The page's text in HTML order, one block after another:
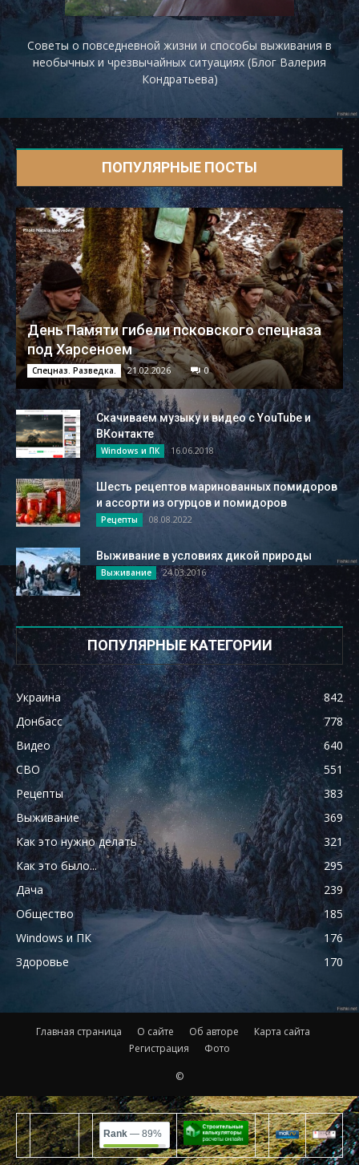
Советы о повседневной жизни и способы выживания в
необычных и чрезвычайных ситуациях (Блог Валерия
Кондратьева)
ПОПУЛЯРНЫЕ ПОСТЫ
День Памяти гибели псковского спецназа
под Харсеноем
Спецназ. Разведка. 21.02.2026 0
Скачиваем музыку и видео с YouTube и
ВКонтакте
Windows и ПК 16.06.2018
Шесть рецептов маринованных помидоров
и ассорти из огурцов и помидоров
Рецепты 08.08.2022
Выживание в условиях дикой природы
Выживание 24.03.2016
ПОПУЛЯРНЫЕ КАТЕГОРИИ
Украина
842
Донбасс
778
Видео
640
СВО
551
Рецепты
383
Выживание
369
Как это нужно делать
321
Как это было...
295
Дача
239
Общество
185
Windows и ПК
176
Здоровье
170
Главная страница О сайте Об авторе
Карта сайта
Регистрация
Фото
©
Rank — 89%